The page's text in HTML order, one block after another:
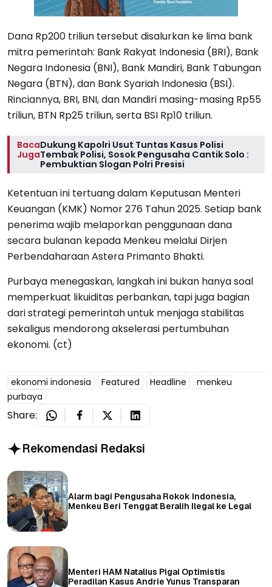
Dana Rp200 triliun tersebut disalurkan ke lima bank
mitra pemerintah: Bank Rakyat Indonesia (BRI), Bank
Negara Indonesia (BNI), Bank Mandiri, Bank Tabungan
Negara (BTN), dan Bank Syariah Indonesia (BSI).
Rinciannya, BRI, BNI, dan Mandiri masing-masing Rp55
triliun, BTN Rp25 triliun, serta BSI Rp10 triliun.
Baca
Juga
Dukung Kapolri Usut Tuntas Kasus Polisi
Tembak Polisi, Sosok Pengusaha Cantik Solo :
Pembuktian Slogan Polri Presisi
Ketentuan ini tertuang dalam Keputusan Menteri
Keuangan (KMK) Nomor 276 Tahun 2025. Setiap bank
penerima wajib melaporkan penggunaan dana
secara bulanan kepada Menkeu melalui Dirjen
Perbendaharaan Astera Primanto Bhakti.
Purbaya menegaskan, langkah ini bukan hanya soal
memperkuat likuiditas perbankan, tapi juga bagian
dari strategi pemerintah untuk menjaga stabilitas
sekaligus mendorong akselerasi pertumbuhan
ekonomi. (ct)
ekonomi indonesia Featured Headline
menkeu
purbaya
Share:
Rekomendasi Redaksi
Alarm bagi Pengusaha Rokok Indonesia,
Menkeu Beri Tenggat Beralih Ilegal ke Legal
Menteri HAM Natalius Pigai Optimistis
Peradilan Kasus Andrie Yunus Transparan